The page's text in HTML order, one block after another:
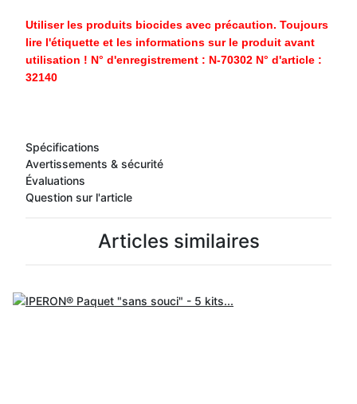
Utiliser les produits biocides avec précaution. Toujours
lire l'étiquette et les informations sur le produit avant
utilisation ! N° d'enregistrement : N-70302 N° d'article :
32140
Spécifications
Avertissements & sécurité
Évaluations
Question sur l'article
Articles similaires